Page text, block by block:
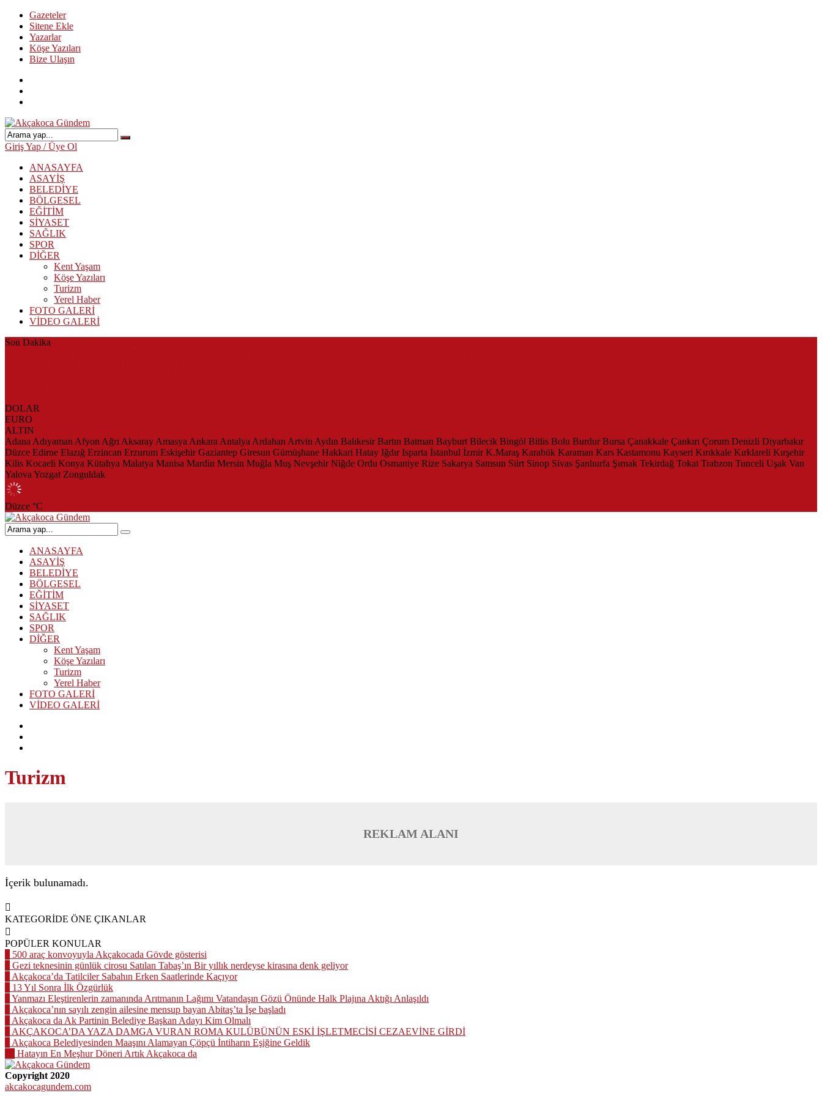
Gazeteler
Sitene Ekle
Yazarlar
Köşe Yazıları
Bize Ulaşın
Giriş Yap / Üye Ol
ANASAYFA
ASAYİŞ
BELEDİYE
BÖLGESEL
EĞİTİM
SİYASET
SAĞLIK
SPOR
DİĞER
Kent Yaşam
Köşe Yazıları
Turizm
Yerel Haber
FOTO GALERİ
VİDEO GALERİ
Son Dakika
DOLAR
EURO
ALTIN
Adana Adıyaman Afyon Ağrı Aksaray Amasya Ankara Antalya Ardahan Artvin Aydın Balıkesir Bartın Batman Bayburt Bilecik Bingöl Bitlis Bolu Burdur Bursa Çanakkale Çankırı Çorum Denizli Diyarbakır
Düzce Edirne Elazığ Erzincan Erzurum Eskişehir Gaziantep Giresun Gümüşhane Hakkari Hatay Iğdır Isparta İstanbul İzmir K.Maraş Karabük Karaman Kars Kastamonu Kayseri Kırıkkale Kırklareli Kırşehir
Kilis Kocaeli Konya Kütahya Malatya Manisa Mardin Mersin Muğla Muş Nevşehir Niğde Ordu Osmaniye Rize Sakarya Samsun Siirt Sinop Sivas Şanlıurfa Şırnak Tekirdağ Tokat Trabzon Tunceli Uşak Van
Yalova Yozgat Zonguldak
Düzce °C
ANASAYFA
ASAYİŞ
BELEDİYE
BÖLGESEL
EĞİTİM
SİYASET
SAĞLIK
SPOR
DİĞER
Kent Yaşam
Köşe Yazıları
Turizm
Yerel Haber
FOTO GALERİ
VİDEO GALERİ
Turizm
REKLAM ALANI
İçerik bulunamadı.
KATEGORİDE ÖNE ÇIKANLAR
POPÜLER KONULAR
500 araç konvoyuyla Akçakocada Gövde gösterisi
Gezi teknesinin günlük cirosu Satılan Tabaş’ın Bir yıllık nerdeyse kirasına denk geliyor
Akçakoca’da Tatilciler Sabahın Erken Saatlerinde Kaçıyor
13 Yıl Sonra İlk Özgürlük
Yanmazı Eleştirenlerin zamanında Arıtmanın Lağımı Vatandaşın Gözü Önünde Halk Plajına Aktığı Anlaşıldı
Akçakoca’nın sayılı zengin ailesine mensup bayan Abitaş’ta İşe başladı
Akçakoca da Ak Partinin Belediye Başkan Adayı Kim Olmalı
AKÇAKOCA’DA YAZA DAMGA VURAN ROMA KULÜBÜNÜN ESKİ İŞLETMECİSİ CEZAEVİNE GİRDİ
Akçakoca Belediyesinden Maaşını Alamayan Çöpçü İntiharın Eşiğine Geldik
Hatayın En Meşhur Döneri Artık Akçakoca da
Copyright 2020
akcakocagundem.com